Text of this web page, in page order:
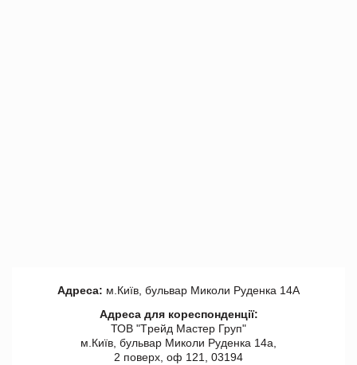
Адреса: м.Київ, бульвар Миколи Руденка 14А
Адреса для кореспонденції:
ТОВ "Tрейд Мастер Груп"
м.Київ, бульвар Миколи Руденка 14а,
2 поверх, оф 121, 03194